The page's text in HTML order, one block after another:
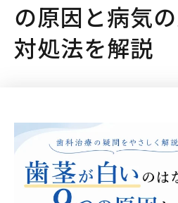
の原因と病気
対処法を解説